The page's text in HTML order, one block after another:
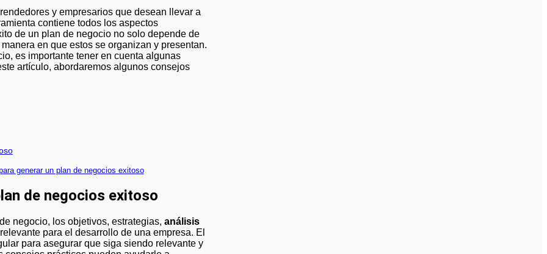
y empresarios que desean llevar a
contiene todos los aspectos
de un plan de negocio no solo depende de
en que estos se organizan y presentan.
es importante tener en cuenta algunas
artículo, abordaremos algunos consejos
generar un plan de negocios exitoso
de negocios exitoso
negocio, los objetivos, estrategias, análisis
para el desarrollo de una empresa. El
para asegurar que siga siendo relevante y